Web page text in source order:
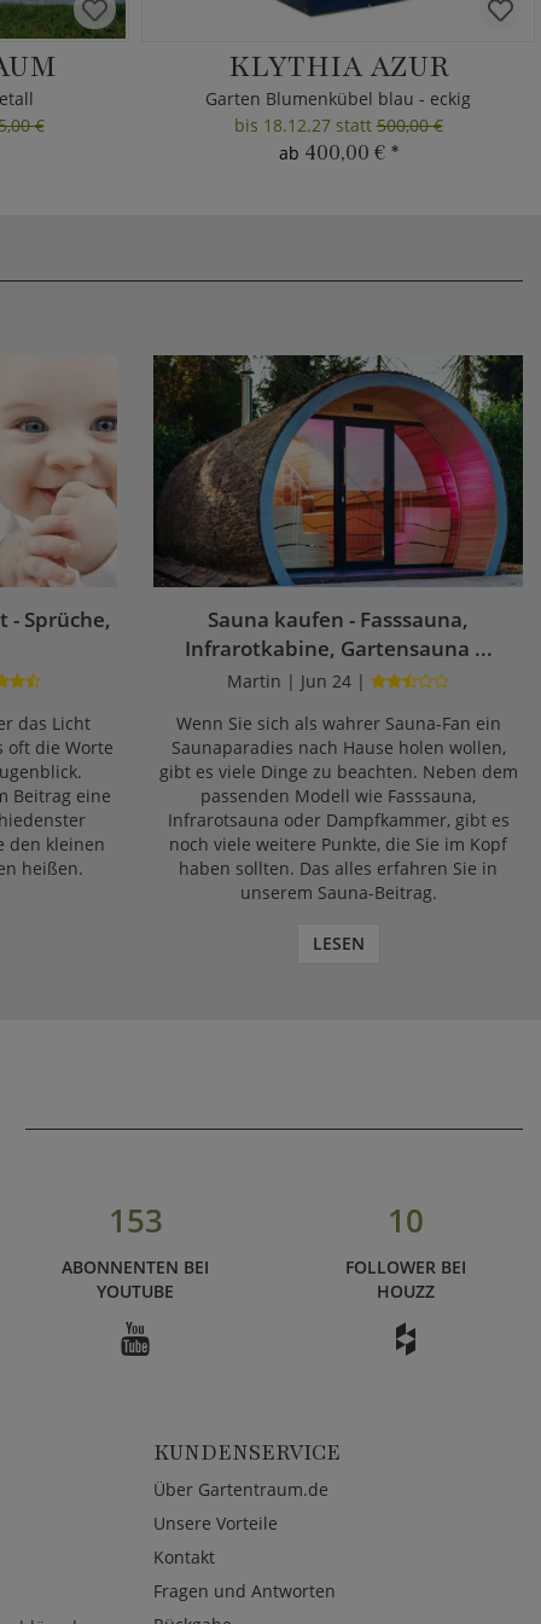
€
KLYTHIA AZUR
Garten Blumenkübel blau - eckig
bis 18.12.27 statt500,00 €
ab 400,00 € *
- Sprüche,
das Licht
oft die Worte
Beitrag eine
den kleinen
heißen.
Sauna kaufen - Fasssauna,
Infrarotkabine, Gartensauna ...
Martin | Jun 24 |
Wenn Sie sich als wahrer Sauna-Fan ein
Saunaparadies nach Hause holen wollen,
gibt es viele Dinge zu beachten. Neben dem
passenden Modell wie Fasssauna,
Infrarotsauna oder Dampfkammer, gibt es
noch viele weitere Punkte, die Sie im Kopf
haben sollten. Das alles erfahren Sie in
unserem Sauna-Beitrag.
LESEN
153
ABONNENTEN BEI
YOUTUBE
10
FOLLOWER BEI
HOUZZ
KUNDENSERVICE
Über Gartentraum.de
Unsere Vorteile
Kontakt
Fragen und Antworten